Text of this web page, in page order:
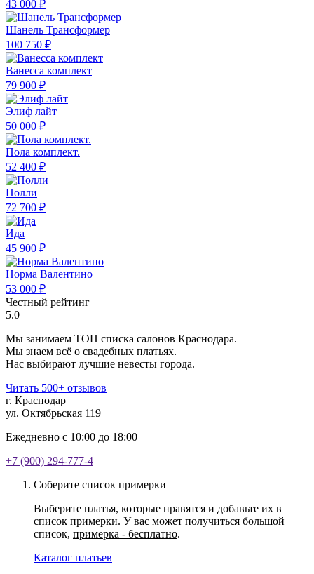
43 000 ₽
Шанель Трансформер
100 750 ₽
Ванесса комплект
79 900 ₽
Элиф лайт
50 000 ₽
Пола комплект.
52 400 ₽
Полли
72 700 ₽
Ида
45 900 ₽
Норма Валентино
53 000 ₽
Честный рейтинг
5.0
Мы занимаем ТОП списка салонов Краснодара.
Мы знаем всё о свадебных платьях.
Нас выбирают лучшие невесты города.
Читать 500+ отзывов
г. Краснодар
ул. Октябрьская 119
Ежедневно с 10:00 до 18:00
+7 (900) 294-777-4
Соберите список примерки
Выберите платья, которые нравятся и добавьте их в
список примерки. У вас может получиться большой
список, примерка - бесплатно.
Каталог платьев